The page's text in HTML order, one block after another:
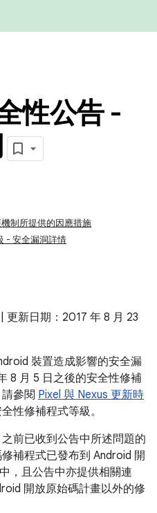
性公告 -
制所提供的因應措施
- 安全漏洞詳情
更新日期：2017 年 8 月 23
裝置造成影響的安全漏
8 月 5 日之後的安全性修補
參閱 Pixel 與 Nexus 更新時
性修補程式等級。
前已收到公告中所述問題的
補程式已發布到 Android 開
，且公告中亦提供相關連
開放原始碼計畫以外的修